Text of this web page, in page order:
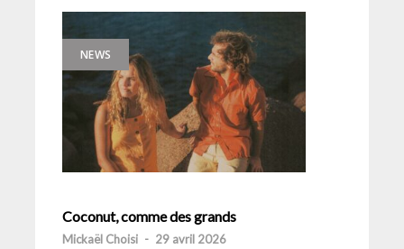
NEWS
Coconut, comme des grands
Mickaël Choisi - 29 avril 2026